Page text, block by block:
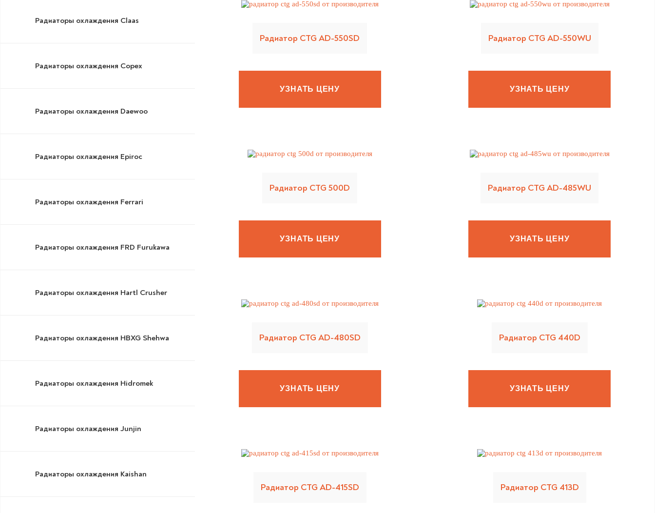
Радиаторы охлаждения Claas
Радиаторы охлаждения Copex
Радиаторы охлаждения Daewoo
Радиаторы охлаждения Epiroc
Радиаторы охлаждения Ferrari
Радиаторы охлаждения FRD Furukawa
Радиаторы охлаждения Hartl Crusher
Радиаторы охлаждения HBXG Shehwa
Радиаторы охлаждения Hidromek
Радиаторы охлаждения Junjin
Радиаторы охлаждения Kaishan
Радиатор CTG AD-550SD
УЗНАТЬ ЦЕНУ
Радиатор CTG AD-550WU
УЗНАТЬ ЦЕНУ
Радиатор CTG 500D
УЗНАТЬ ЦЕНУ
Радиатор CTG AD-485WU
УЗНАТЬ ЦЕНУ
Радиатор CTG AD-480SD
УЗНАТЬ ЦЕНУ
Радиатор CTG 440D
УЗНАТЬ ЦЕНУ
Радиатор CTG AD-415SD Радиатор CTG 413D